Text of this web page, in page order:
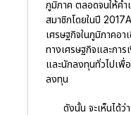
ภูมิภาค ตลอดจนให้คำ
สมาชิกโดยในปี
เศรษฐกิจในภูมิภาคอา
ทางเศรษฐกิจและกา
และนักลงทุนทั่วไปเพื่
ลงทุน
ดังนั้น จะเห็นได้